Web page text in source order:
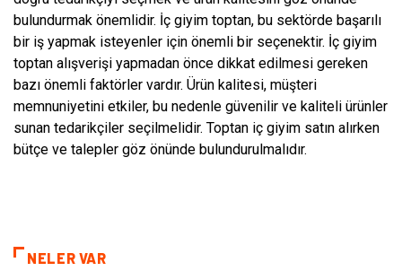
bulundurmak önemlidir. İç giyim toptan, bu sektörde başarılı
bir iş yapmak isteyenler için önemli bir seçenektir. İç giyim
toptan alışverişi yapmadan önce dikkat edilmesi gereken
bazı önemli faktörler vardır. Ürün kalitesi, müşteri
memnuniyetini etkiler, bu nedenle güvenilir ve kaliteli ürünler
sunan tedarikçiler seçilmelidir. Toptan iç giyim satın alırken
bütçe ve talepler göz önünde bulundurulmalıdır.
NELER VAR